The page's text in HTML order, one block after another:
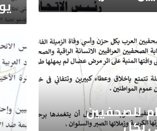
30
يوليو
2024
للصحفيين
اليوم
العالمي
للصحافة
3
مايو
وعيد
الصحافة
العربية
6